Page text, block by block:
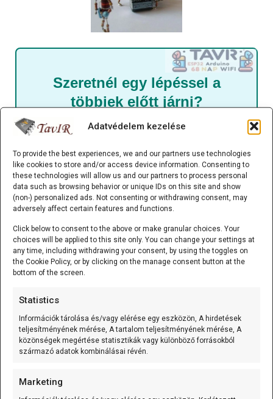
Adatvédelem kezelése
To provide the best experiences, we and our partners use technologies
like cookies to store and/or access device information. Consenting to
these technologies will allow us and our partners to process personal
data such as browsing behavior or unique IDs on this site and show
(non-) personalized ads. Not consenting or withdrawing consent, may
adversely affect certain features and functions.
Click below to consent to the above or make granular choices. Your
choices will be applied to this site only. You can change your settings at
any time, including withdrawing your consent, by using the toggles on
the Cookie Policy, or by clicking on the manage consent button at the
bottom of the screen.
Statistics
Információk tárolása és/vagy elérése egy eszközön, A hirdetések
teljesítményének mérése, A tartalom teljesítményének mérése, A
közönségek megértése statisztikák vagy különböző forrásokból
származó adatok kombinálásai révén.
Marketing
Szeretnél egy lépéssel a
többiek előtt járni?
Ne hagyd ki a legújabb tanfolyamokat, amik még csak
Legyél te az első!
→TavIR WebShop
→Tanulókészletek
TÉMAKÖRÖK
Cikk (60)
Hír
Egyszerű elektronika tippek